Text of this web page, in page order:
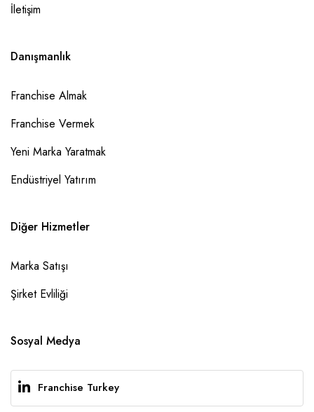
İletişim
Danışmanlık
Franchise Almak
Franchise Vermek
Yeni Marka Yaratmak
Endüstriyel Yatırım
Diğer Hizmetler
Marka Satışı
Şirket Evliliği
Sosyal Medya
Franchise Turkey